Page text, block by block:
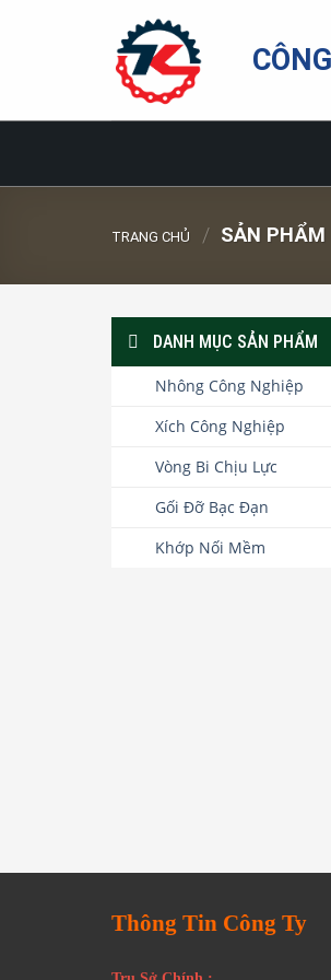
TRANG CHỦ / SẢN PHẨM
DANH MỤC SẢN PHẨM
Nhông Công Nghiệp
Xích Công Nghiệp
Vòng Bi Chịu Lực
Gối Đỡ Bạc Đạn
Khớp Nối Mềm
Thông Tin Công Ty